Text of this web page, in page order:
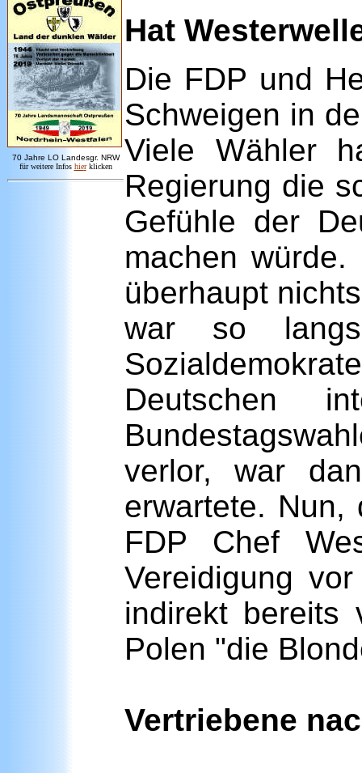
70 Jahre LO Landesgr. NRW
für weitere Infos hier klicken
Hat
Die FDP und
Schweigen in
Viele Wähler
Regierung die
Gefühle der
machen
überhaupt
war so
Deutschen
verlor, war
erwartete. Nun,
FDP Chef
Vereidigung
indirekt bereits
Polen "die
Vertriebene